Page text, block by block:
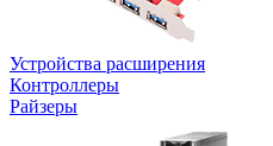
Устройства расширения
Контроллеры
Райзеры